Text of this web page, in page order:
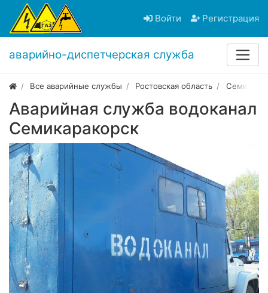
Войти Регистрация
аварийно-диспетчерская служба
Все аварийные службы Ростовская область
Аварийная служба водоканал
Семикаракорск